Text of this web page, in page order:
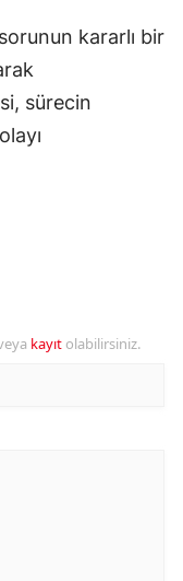
kararlı bir
sürecin
kayıt olabilirsiniz.